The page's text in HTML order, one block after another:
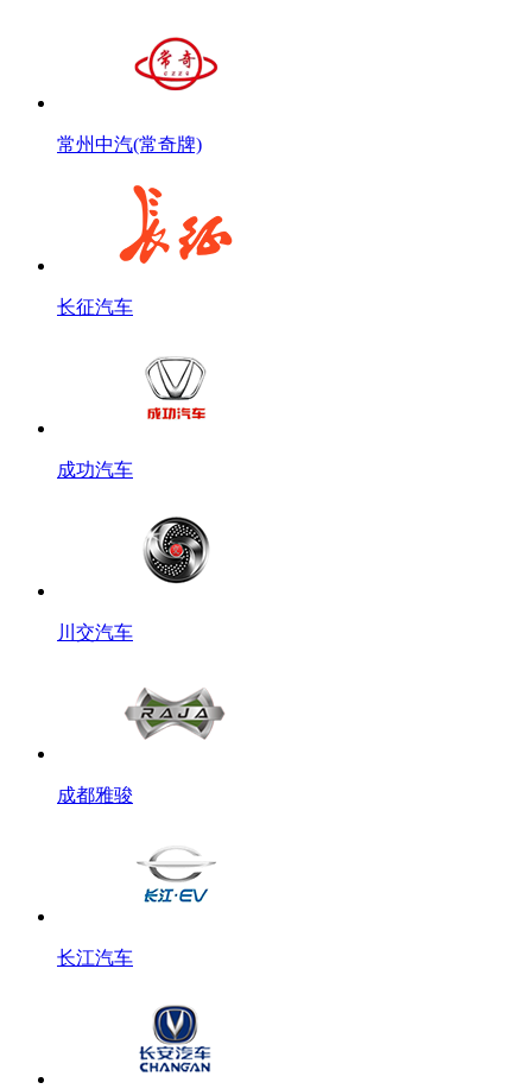
常州中汽(常奇牌)
长征汽车
成功汽车
川交汽车
成都雅骏
长江汽车